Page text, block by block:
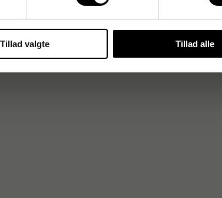
Tillad valgte Tillad alle
til både kontorer, horeca